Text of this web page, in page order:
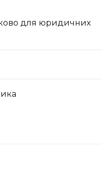
для юридичних